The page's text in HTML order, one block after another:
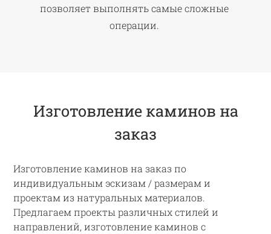
позволяет выполнять самые сложные
операции.
Изготовление каминов на
заказ
Изготовление каминов на заказ по
индивидуальным эскизам / размерам и
проектам из натуральных материалов.
Предлагаем проекты различных стилей и
направлений, изготовление каминов с